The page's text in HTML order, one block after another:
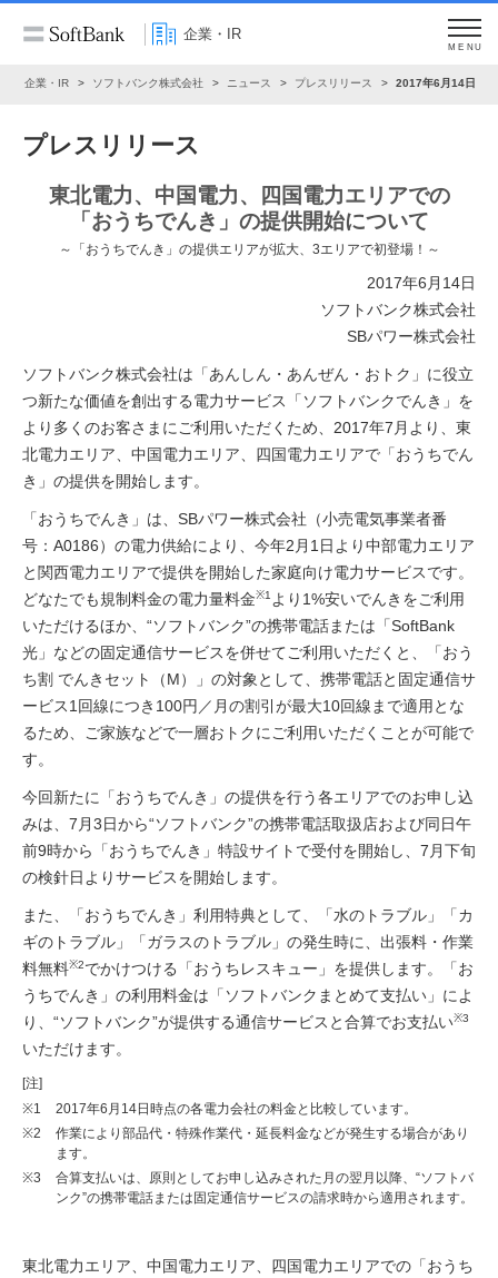
企業・IR
MENU
企業・IR ソフトバンク株式会社 ニュース プレスリリース 2017年6月14日
プレスリリース
東北電力、中国電力、四国電力エリアでの
「おうちでんき」の提供開始について
～「おうちでんき」の提供エリアが拡大、3エリアで初登場！～
2017年6月14日
ソフトバンク株式会社
SBパワー株式会社
ソフトバンク株式会社は「あんしん・あんぜん・おトク」に役立
つ新たな価値を創出する電力サービス「ソフトバンクでんき」を
より多くのお客さまにご利用いただくため、2017年7月より、東
北電力エリア、中国電力エリア、四国電力エリアで「おうちでん
き」の提供を開始します。
「おうちでんき」は、SBパワー株式会社（小売電気事業者番
号：A0186）の電力供給により、今年2月1日より中部電力エリア
と関西電力エリアで提供を開始した家庭向け電力サービスです。
どなたでも規制料金の電力量料金※1 より1%安いでんきをご利用
いただけるほか、“ソフトバンク”の携帯電話または「SoftBank
光」などの固定通信サービスを併せてご利用いただくと、「おう
ち割 でんきセット（M）」の対象として、携帯電話と固定通信サ
ービス1回線につき100円／月の割引が最大10回線まで適用とな
るため、ご家族などで一層おトクにご利用いただくことが可能で
す。
今回新たに「おうちでんき」の提供を行う各エリアでのお申し込
みは、7月3日から“ソフトバンク”の携帯電話取扱店および同日午
前9時から「おうちでんき」特設サイトで受付を開始し、7月下旬
の検針日よりサービスを開始します。
また、「おうちでんき」利用特典として、「水のトラブル」「カ
ギのトラブル」「ガラスのトラブル」の発生時に、出張料・作業
料無料※2でかけつける「おうちレスキュー」を提供します。「お
うちでんき」の利用料金は「ソフトバンクまとめて支払い」によ
り、“ソフトバンク”が提供する通信サービスと合算でお支払い※3
いただけます。
[注]
※1
2017年6月14日時点の各電力会社の料金と比較しています。
※2
作業により部品代・特殊作業代・延長料金などが発生する場合があり
ます。
※3
合算支払いは、原則としてお申し込みされた月の翌月以降、“ソフトバ
ンク”の携帯電話または固定通信サービスの請求時から適用されます。
東北電力エリア、中国電力エリア、四国電力エリアでの「おうち